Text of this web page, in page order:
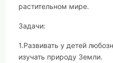
растительном мире.
Задачи:
1.Развивать у детей
изучать природу Земли.